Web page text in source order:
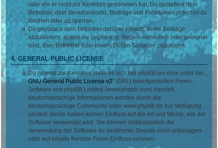
oder die er nicht zur Kenntnis genommen hat. Du gestattest dem
Betreiber, dein Benutzerkonto, Beiträge und Funktionen jederzeit zu
löschen oder zu sperren.
Du gestattest dem Betreiber darüber hinaus, deine Beiträge
abzuändern, sofern sie gegen o. g. Regeln verstoßen oder geeignet
sind, dem Betreiber oder einem Dritten Schaden zuzufügen.
4. GENERAL PUBLIC LICENSE
Du nimmst zur Kenntnis, dass es sich bei phpBB um eine unter der „
GNU General Public License v2“ (GPL) bereitgestellten Foren-
Software von phpBB Limited (www.phpbb.com) handelt;
deutschsprachige Informationen werden durch die
deutschsprachige Community unter www.phpbb.de zur Verfügung
gestellt. Beide haben keinen Einfluss auf die Art und Weise, wie die
Software verwendet wird. Sie können insbesondere die
Verwendung der Software für bestimmte Zwecke nicht untersagen
oder auf Inhalte fremder Foren Einfluss nehmen.